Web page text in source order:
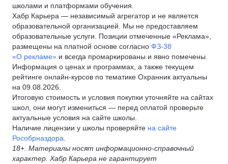
школами и платформами обучения.
Хабр Карьера — независимый агрегатор и не является
образовательной организацией. Мы не предоставляем
образовательные услуги. Позиции отмеченные «Реклама»,
размещены на платной основе согласно ФЗ-38
«О рекламе» и всегда промаркированы и явно помечены.
Информация о ценах и программах, а также текущем
рейтинге онлайн-курсов по тематике Охранник актуальны
на 09.08.2026.
Итоговую стоимость и условия покупки уточняйте на сайтах
школ, они могут измениться — перед оплатой проверьте
актуальные условия на сайте школы.
Наличие лицензии у школы проверяйте на сайте
Рособрназдора
18+. Материалы носят информационно-справочный
характер. Хабр Карьера не гарантирует